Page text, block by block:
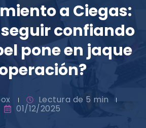
a Ciegas:
seguir confiando
pone en jaque
Lectura de 5 min
01/12/2025